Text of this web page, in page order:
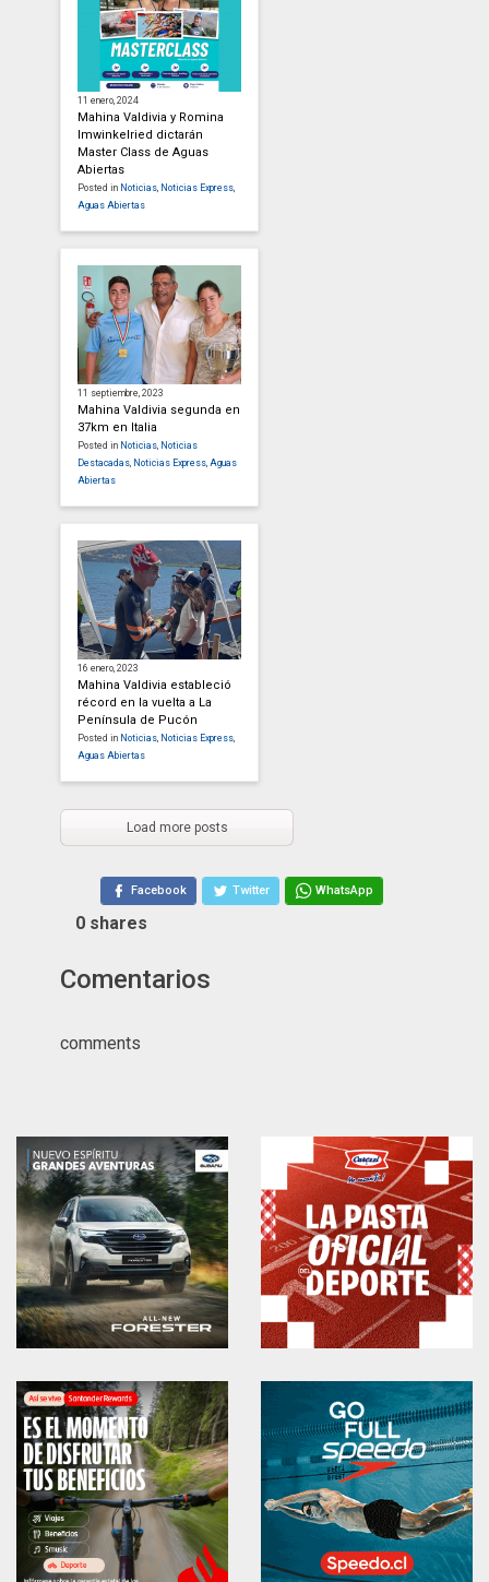
11 enero, 2024
Mahina Valdivia y Romina
Imwinkelried dictarán
Master Class de Aguas
Abiertas
Posted in Noticias, Noticias Express,
Aguas Abiertas
11 septiembre, 2023
Mahina Valdivia segunda en
37km en Italia
Posted in Noticias, Noticias
Destacadas, Noticias Express, Aguas
Abiertas
16 enero, 2023
Mahina Valdivia estableció
récord en la vuelta a La
Península de Pucón
Posted in Noticias, Noticias Express,
Aguas Abiertas
Load more posts
Facebook Twitter WhatsApp
0 shares
Comentarios
comments